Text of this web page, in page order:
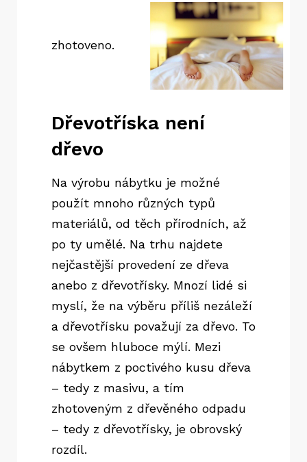
zhotoveno.
Dřevotříska není
dřevo
Na výrobu nábytku je možné
použít mnoho různých typů
materiálů, od těch přírodních, až
po ty umělé. Na trhu najdete
nejčastější provedení ze dřeva
anebo z dřevotřísky. Mnozí lidé si
myslí, že na výběru příliš nezáleží
a dřevotřísku považují za dřevo. To
se ovšem hluboce mýlí. Mezi
nábytkem z poctivého kusu dřeva
– tedy z masivu, a tím
zhotoveným z dřevěného odpadu
– tedy z dřevotřísky, je obrovský
rozdíl.